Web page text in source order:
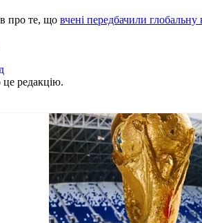
про те, що вчені передбачили глобальну
редакцію.